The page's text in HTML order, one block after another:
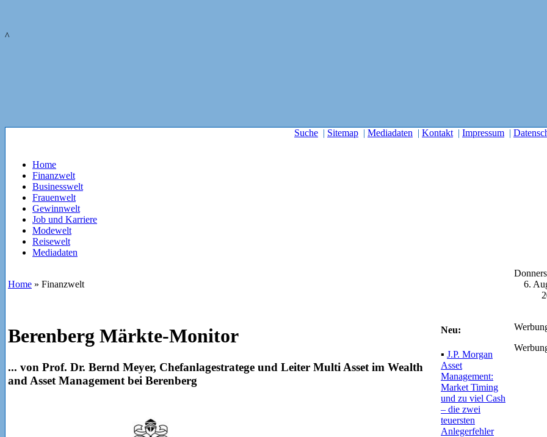
^
Suche | Sitemap | Mediadaten | Kontakt | Impressum |
Home
Finanzwelt
Businesswelt
Frauenwelt
Gewinnwelt
Job und Karriere
Modewelt
Reisewelt
Mediadaten
Home » Finanzwelt
6.
Berenberg Märkte-Monitor
... von Prof. Dr. Bernd Meyer, Chefanlagestratege und Leiter Multi Asset im Wealth
and Asset Management bei Berenberg
Neu:
▪ J.P. Morgan
Asset
Management:
Market Timing
und zu viel Cash
– die zwei
teuersten
Anlegerfehler